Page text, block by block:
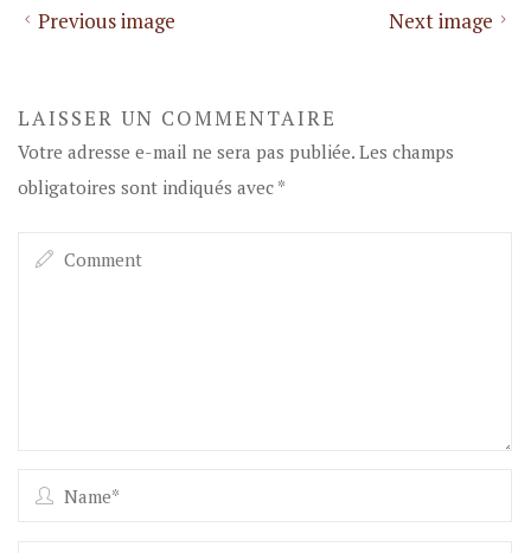
Previous image Next image
LAISSER UN COMMENTAIRE
Votre adresse e-mail ne sera pas publiée. Les champs
obligatoires sont indiqués avec *